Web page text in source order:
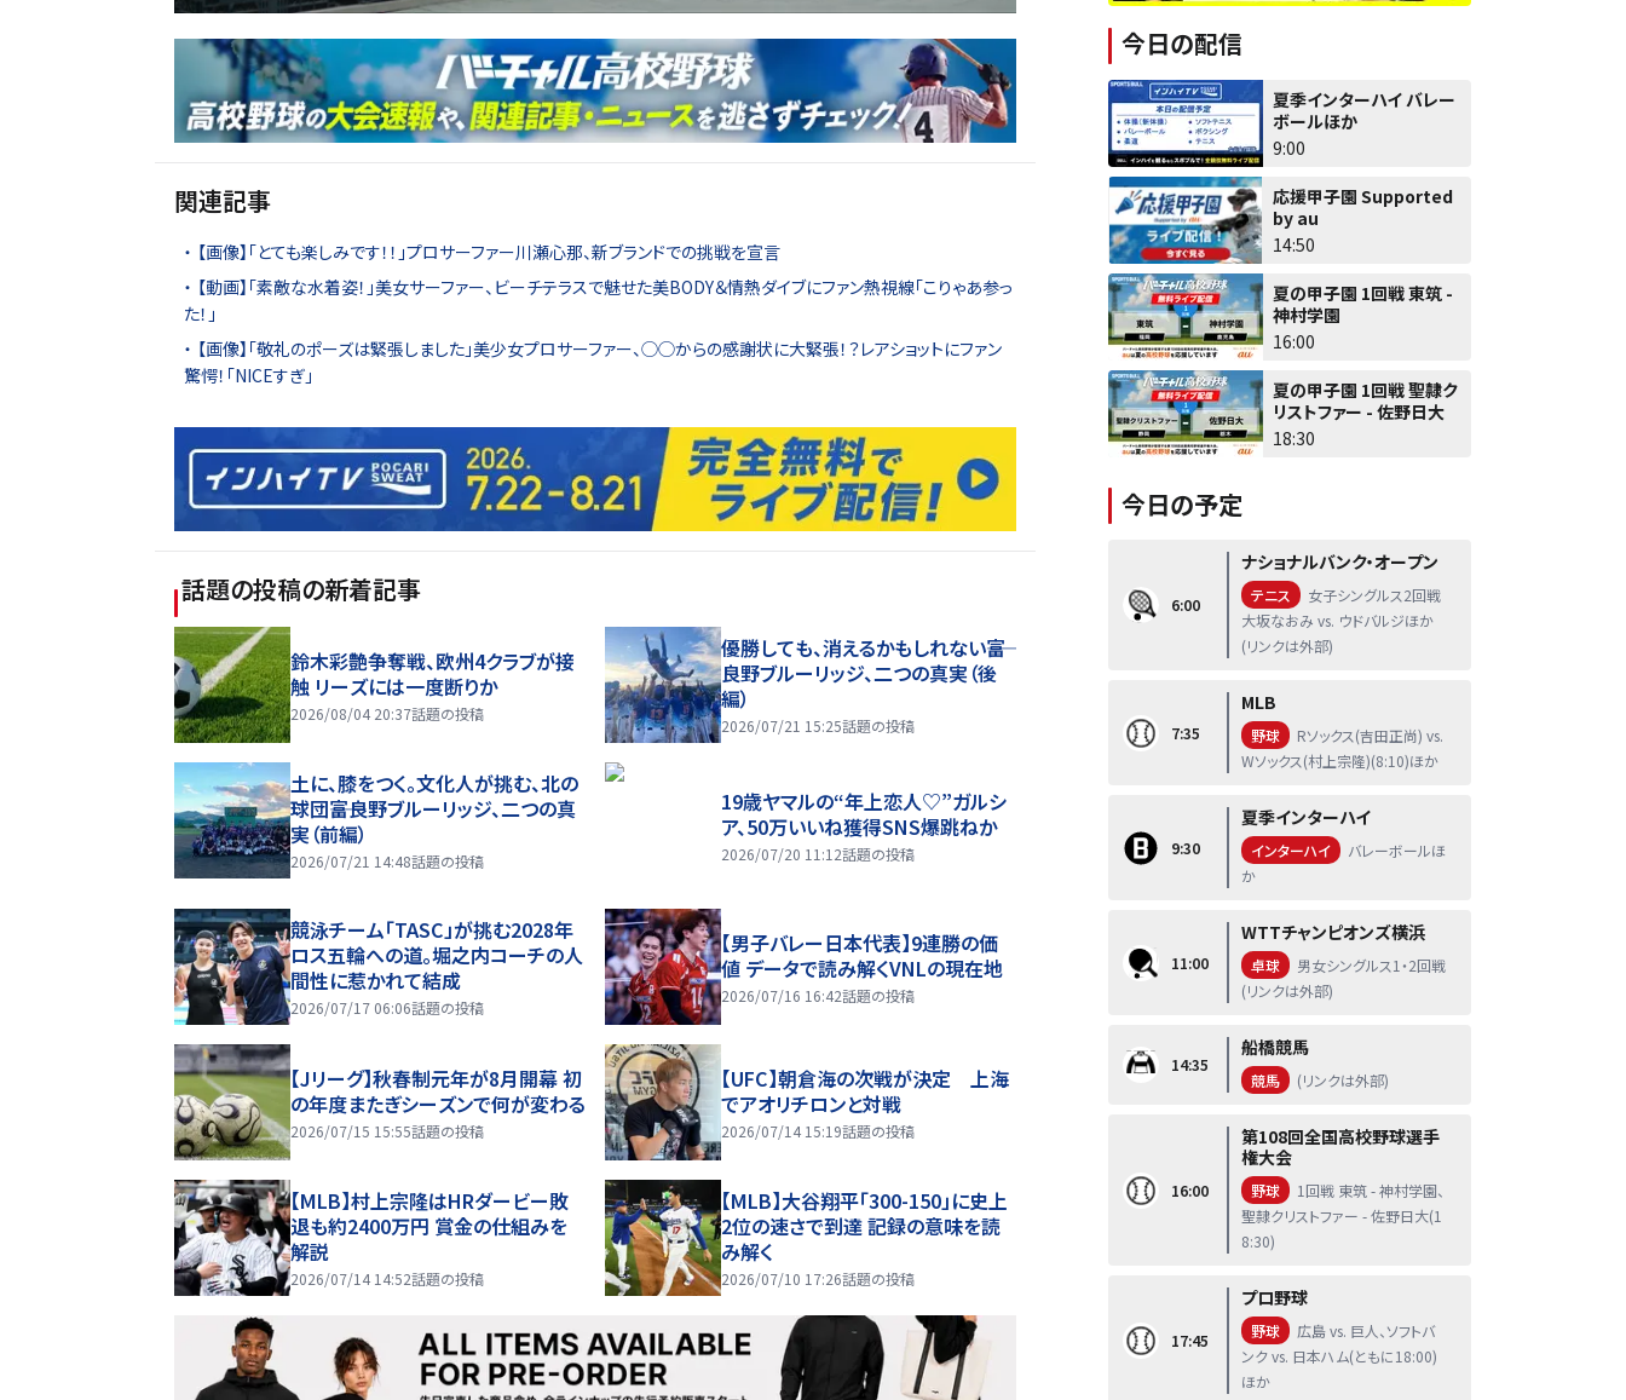
関連記事
【画像】「とても楽しみです！！」プロサーファー川瀬心那、新ブランドでの挑戦を宣言
【動画】「素敵な水着姿！」美女サーファー、ビーチテラスで魅せた美BODY＆情熱ダイブにファン熱視線「こりゃあ参っ
た！」
【画像】「敬礼のポーズは緊張しました」美少女プロサーファー、◯◯からの感謝状に大緊張！？レアショットにファン
驚愕！「NICEすぎ」
話題の投稿の新着記事
鈴木彩艶争奪戦、欧州4クラブが接
触 リーズには一度断りか
2026/08/04 20:37話題の投稿
優勝しても、消えるかもしれない――富
良野ブルーリッジ、二つの真実（後
編）
2026/07/21 15:25話題の投稿
土に、膝をつく。文化人が挑む、北の
球団――富良野ブルーリッジ、二つの真
実（前編）
2026/07/21 14:48話題の投稿
19歳ヤマルの“年上恋人♡”ガルシ
ア、50万いいね獲得SNS爆跳ねか
2026/07/20 11:12話題の投稿
競泳チーム「TASC」が挑む2028年
ロス五輪への道。堀之内コーチの人
間性に惹かれて結成
2026/07/17 06:06話題の投稿
【男子バレー日本代表】9連勝の価
値 データで読み解くVNLの現在地
2026/07/16 16:42話題の投稿
【Jリーグ】秋春制元年が8月開幕 初
の年度またぎシーズンで何が変わる
2026/07/15 15:55話題の投稿
【UFC】朝倉海の次戦が決定 上海
でアオリチロンと対戦
2026/07/14 15:19話題の投稿
【MLB】村上宗隆はHRダービー敗
退も約2400万円 賞金の仕組みを
解説
2026/07/14 14:52話題の投稿
【MLB】大谷翔平「300-150」に史上
2位の速さで到達 記録の意味を読
み解く
2026/07/10 17:26話題の投稿
今日の配信
夏季インターハイ バレー
ボールほか
9:00
応援甲子園 Supported
by au
14:50
夏の甲子園 1回戦 東筑 -
神村学園
16:00
夏の甲子園 1回戦 聖隷ク
リストファー - 佐野日大
18:30
今日の予定
6:00
ナショナルバンク・オープン
テニス
女子シングルス2回戦
大坂なおみ vs. ウドバルジほか
(リンクは外部)
7:35
MLB
野球
Rソックス(吉田正尚) vs.
Wソックス(村上宗隆)(8:10)ほか
9:30
夏季インターハイ
インターハイ
バレーボールほ
か
11:00
WTTチャンピオンズ横浜
卓球
男女シングルス1・2回戦
(リンクは外部)
14:35
船橋競馬
競馬 (リンクは外部)
16:00
第108回全国高校野球選手
権大会
野球
1回戦 東筑 - 神村学園、
聖隷クリストファー - 佐野日大(1
8:30)
17:45
プロ野球
野球
広島 vs. 巨人、ソフトバ
ンク vs. 日本ハム(ともに18:00)
ほか